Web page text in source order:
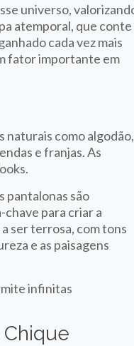
universo,
atemporal, que conte
cada vez mais
fator importante em
naturais como algodão,
e franjas. As
pantalonas são
para criar a
ser terrosa, com tons
e as paisagens
infinitas